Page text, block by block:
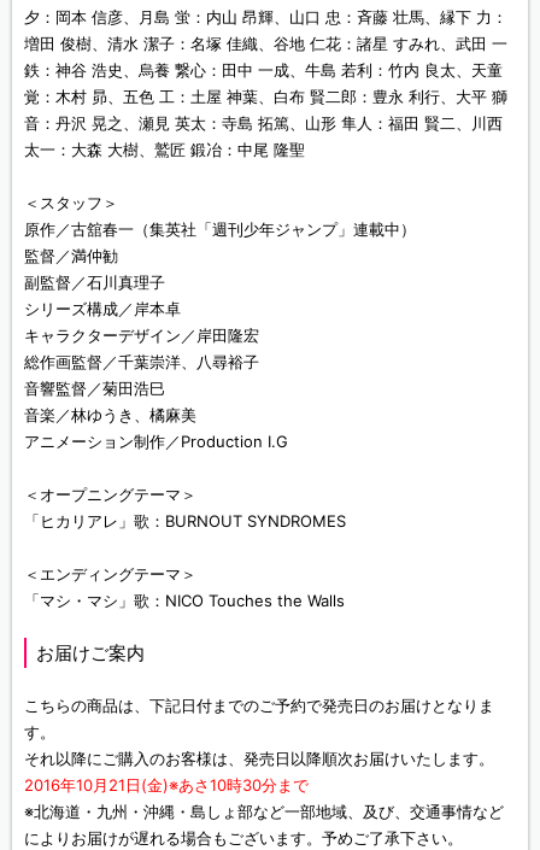
夕：岡本 信彦、月島 蛍：内山 昂輝、山口 忠：斉藤 壮馬、縁下 力：
増田 俊樹、清水 潔子：名塚 佳織、谷地 仁花：諸星 すみれ、武田 一
鉄：神谷 浩史、烏養 繋心：田中 一成、牛島 若利：竹内 良太、天童
覚：木村 昴、五色 工：土屋 神葉、白布 賢二郎：豊永 利行、大平 獅
音：丹沢 晃之、瀬見 英太：寺島 拓篤、山形 隼人：福田 賢二、川西
太一：大森 大樹、鷲匠 鍛冶：中尾 隆聖
＜スタッフ＞
原作／古舘春一（集英社「週刊少年ジャンプ」連載中）
監督／満仲勧
副監督／石川真理子
シリーズ構成／岸本卓
キャラクターデザイン／岸田隆宏
総作画監督／千葉崇洋、八尋裕子
音響監督／菊田浩巳
音楽／林ゆうき、橘麻美
アニメーション制作／Production I.G
＜オープニングテーマ＞
「ヒカリアレ」歌：BURNOUT SYNDROMES
＜エンディングテーマ＞
「マシ・マシ」歌：NICO Touches the Walls
お届けご案内
こちらの商品は、下記日付までのご予約で発売日のお届けとなりま
す。
それ以降にご購入のお客様は、発売日以降順次お届けいたします。
2016年10月21日(金)※あさ10時30分まで
※北海道・九州・沖縄・島しょ部など一部地域、及び、交通事情など
によりお届けが遅れる場合もございます。予めご了承下さい。